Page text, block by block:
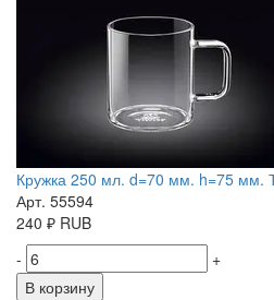
Кружка 250 мл. d=70 мм. h=75 мм.
Арт. 55594
240 ₽ RUB
-
+
В корзину